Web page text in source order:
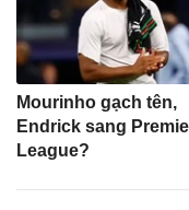
Mourinho gạch tên,
Endrick sang
League?